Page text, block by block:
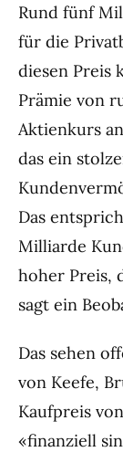
Rund fünf
für die
diesen Preis
Prämie von
Aktienkurs
das ein
Das
Milliarde
hoher Preis,
sagt ein
Das sehen
von Keefe,
Kaufpreis
«finanziell